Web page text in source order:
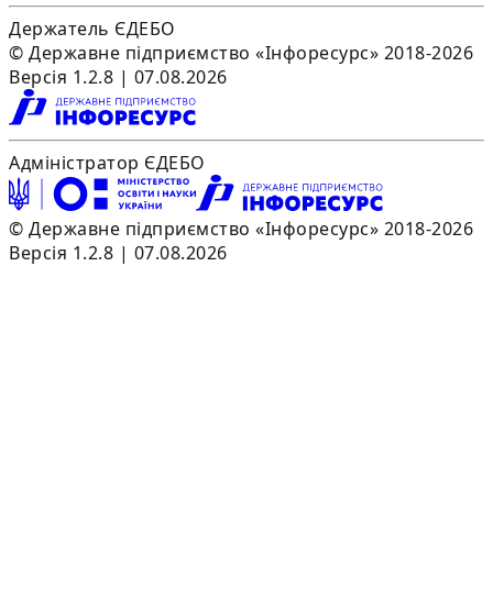
Держатель ЄДЕБО
© Державне підприємство «Інфоресурс» 2018-2026
Версія 1.2.8 | 07.08.2026
Адміністратор ЄДЕБО
© Державне підприємство «Інфоресурс» 2018-2026
Версія 1.2.8 | 07.08.2026